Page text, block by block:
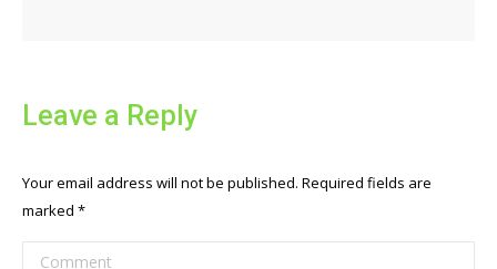
Leave a Reply
Your email address will not be published. Required fields are
marked *
Comment